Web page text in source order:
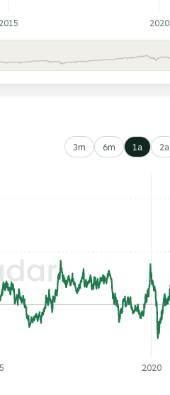
2015 2020
3m 6m 1a 2a
2020